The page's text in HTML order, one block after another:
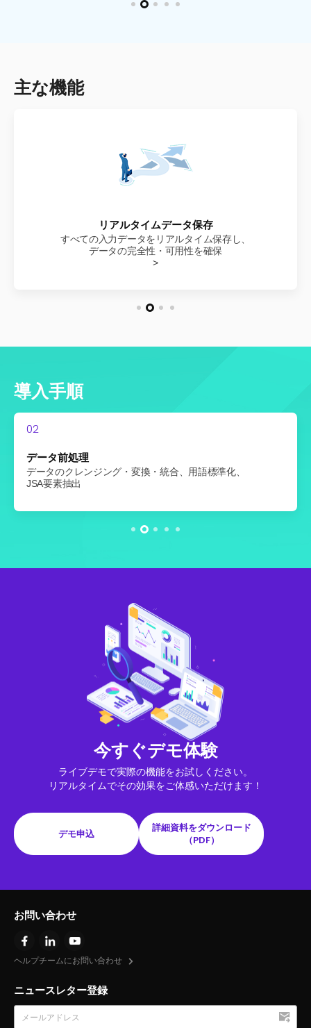
主な機能
AIレコメンドエンジン
過去のJSA事例と専門知識を組み合わせ、
最適な危険タイプ・リスク要因・対策を提案
リアルタイムデータ保存
すべての入力データをリアルタイム保存し、
データの完全性・可用性を確保
>
使いやすいダッシュボード
モニタリング・エラー管理も直感的に操作でき、
全体の使いやすさを向上
生成AI連携
生成AIで文脈理解・文章品質を向上し、
JSA文書の精度を高めます
導入手順
01
データ準備
既存JSA文書・事故事例データの整理、業界用語集構築、
専門家ヒアリングで内容検証
02
データ前処理
データのクレンジング・変換・統合、用語標準化、
JSA要素抽出
03
ベクターDB構築
ベクターデータベースのスキーマ設計、
類似JSAデータセット構築、Lance DBで実装
04
AIモデル構築
危険タイプ・重大度・リスク要因・対策モジュールを開発
05
UI/UX設計・開発
ユーザー要件に基づきJSA自動生成機能を備えたWebシステ
ムを構築
今すぐデモ体験
ライブデモで実際の機能をお試しください。
リアルタイムでその効果をご体感いただけます！
デモ申込
詳細資料をダウンロード
（PDF）
お問い合わせ
ヘルプチームにお問い合わせ
ニュースレター登録